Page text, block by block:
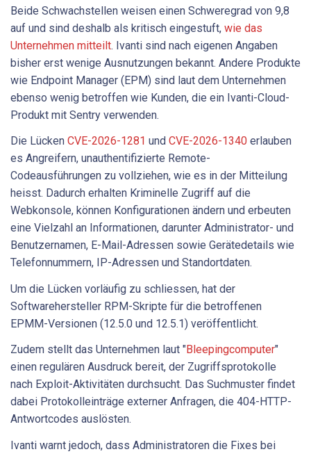
Beide Schwachstellen weisen einen Schweregrad von 9,8
auf und sind deshalb als kritisch eingestuft, wie das
Unternehmen mitteilt. Ivanti sind nach eigenen Angaben
bisher erst wenige Ausnutzungen bekannt. Andere Produkte
wie Endpoint Manager (EPM) sind laut dem Unternehmen
ebenso wenig betroffen wie Kunden, die ein Ivanti-Cloud-
Produkt mit Sentry verwenden.
Die Lücken CVE-2026-1281 und CVE-2026-1340 erlauben
es Angreifern, unauthentifizierte Remote-
Codeausführungen zu vollziehen, wie es in der Mitteilung
heisst. Dadurch erhalten Kriminelle Zugriff auf die
Webkonsole, können Konfigurationen ändern und erbeuten
eine Vielzahl an Informationen, darunter Administrator- und
Benutzernamen, E-Mail-Adressen sowie Gerätedetails wie
Telefonnummern, IP-Adressen und Standortdaten.
Um die Lücken vorläufig zu schliessen, hat der
Softwarehersteller RPM-Skripte für die betroffenen
EPMM-Versionen (12.5.0 und 12.5.1) veröffentlicht.
Zudem stellt das Unternehmen laut "Bleepingcomputer"
einen regulären Ausdruck bereit, der Zugriffsprotokolle
nach Exploit-Aktivitäten durchsucht. Das Suchmuster findet
dabei Protokolleinträge externer Anfragen, die 404-HTTP-
Antwortcodes auslösten.
Ivanti warnt jedoch, dass Administratoren die Fixes bei